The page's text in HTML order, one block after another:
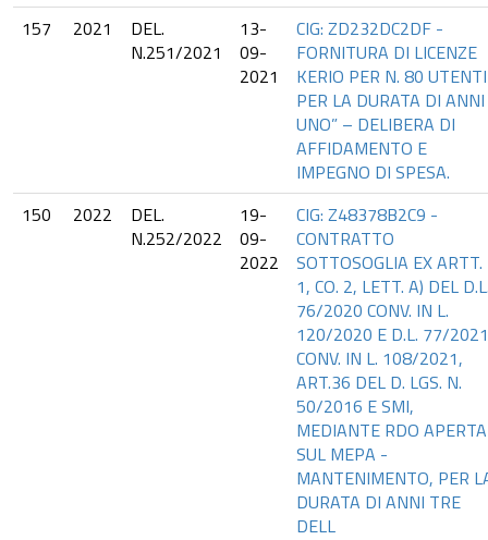
157
2021
DEL.
N.251/2021
13-
09-
2021
CIG: ZD232DC2DF -
FORNITURA DI LICENZE
KERIO PER N. 80 UTENTI
PER LA DURATA DI ANNI
UNO” – DELIBERA DI
AFFIDAMENTO E
IMPEGNO DI SPESA.
150
2022
DEL.
N.252/2022
19-
09-
2022
CIG: Z48378B2C9 -
CONTRATTO
SOTTOSOGLIA EX ARTT.
1, CO. 2, LETT. A) DEL
76/2020 CONV. IN L.
120/2020 E D.L. 77/2021
CONV. IN L. 108/2021,
ART.36 DEL D. LGS. N.
50/2016 E SMI,
MEDIANTE RDO APERTA
SUL MEPA -
MANTENIMENTO, PER
DURATA DI ANNI TRE
DELL